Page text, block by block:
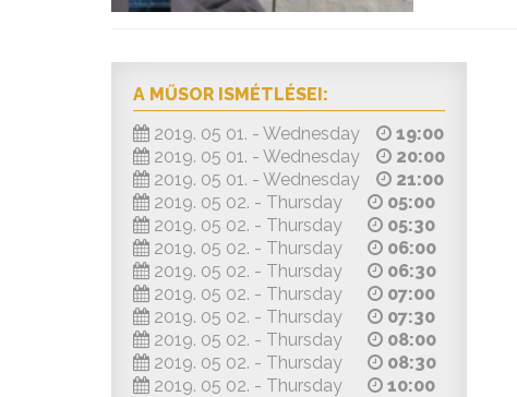
A MŰSOR ISMÉTLÉSEI:
2019. 05 01. - Wednesday
19:00
2019. 05 01. - Wednesday
20:00
2019. 05 01. - Wednesday
21:00
2019. 05 02. - Thursday
05:00
2019. 05 02. - Thursday
05:30
2019. 05 02. - Thursday
06:00
2019. 05 02. - Thursday
06:30
2019. 05 02. - Thursday
07:00
2019. 05 02. - Thursday
07:30
2019. 05 02. - Thursday
08:00
2019. 05 02. - Thursday
08:30
2019. 05 02. - Thursday
10:00